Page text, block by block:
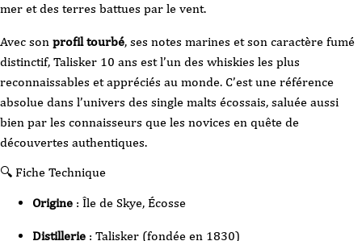
mer et des terres battues par le vent.
Avec son profil tourbé, ses notes marines et son caractère fumé
distinctif, Talisker 10 ans est l’un des whiskies les plus
reconnaissables et appréciés au monde. C’est une référence
absolue dans l’univers des single malts écossais, saluée aussi
bien par les connaisseurs que les novices en quête de
découvertes authentiques.
🔍 Fiche Technique
Origine : Île de Skye, Écosse
Distillerie : Talisker (fondée en 1830)